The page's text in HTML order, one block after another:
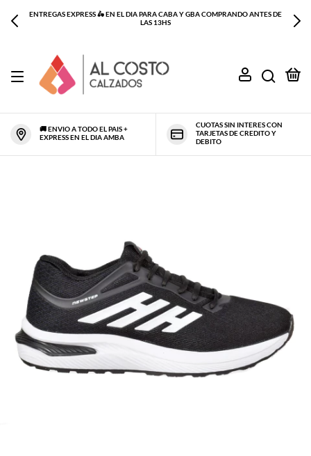
ENTREGAS EXPRESS 🛵 EN EL DIA PARA CABA Y GBA COMPRANDO ANTES DE
LAS 13HS
🚚 ENVIO A TODO EL PAIS +
EXPRESS EN EL DIA AMBA
CUOTAS SIN INTERES CON
TARJETAS DE CREDITO Y
DEBITO